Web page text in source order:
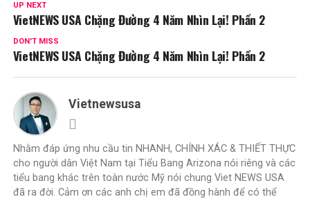
UP NEXT
VietNEWS USA Chặng Đường 4 Năm Nhìn Lại! Phần 2
DON'T MISS
VietNEWS USA Chặng Đường 4 Năm Nhìn Lại! Phần 2
Vietnewsusa
Nhằm đáp ứng nhu cầu tin NHANH, CHÍNH XÁC & THIẾT THỰC
cho người dân Việt Nam tại Tiểu Bang Arizona nói riêng và các
tiểu bang khác trên toàn nước Mỹ nói chung Viet NEWS USA
đã ra đời. Cảm ơn các anh chị em đã đồng hành để có thể